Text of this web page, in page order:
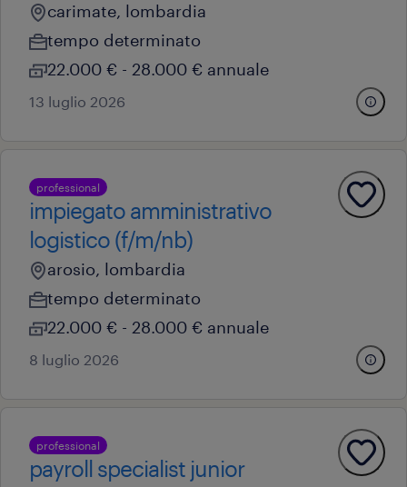
carimate, lombardia
tempo determinato
22.000 € - 28.000 € annuale
13 luglio 2026
professional
impiegato amministrativo
logistico (f/m/nb)
arosio, lombardia
tempo determinato
22.000 € - 28.000 € annuale
8 luglio 2026
professional
payroll specialist junior